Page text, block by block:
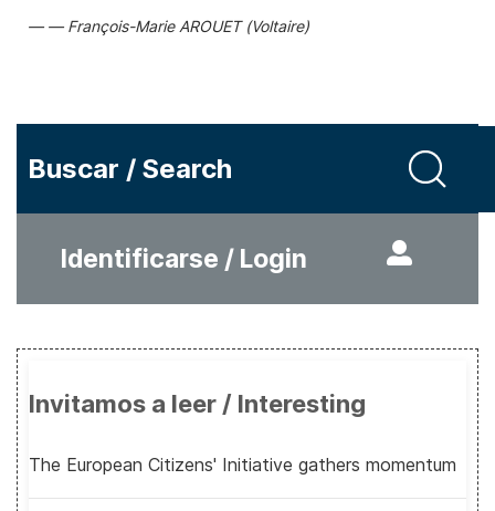
François-Marie AROUET (Voltaire)
Buscar / Search
Identificarse / Login
Invitamos a leer / Interesting
The European Citizens' Initiative gathers momentum